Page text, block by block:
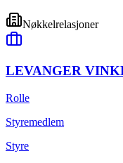
Nøkkelrelasjoner
LEVANGER
Rolle
Styremedlem
Styre